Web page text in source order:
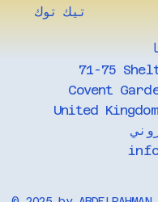
تيك توك
71-75
Covent
United